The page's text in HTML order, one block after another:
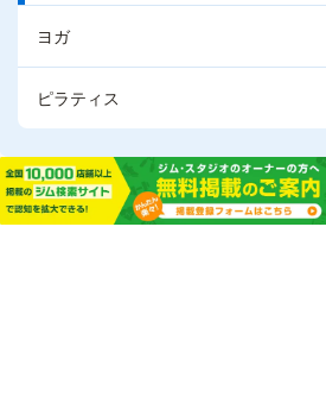
ヨガ
ピラティス